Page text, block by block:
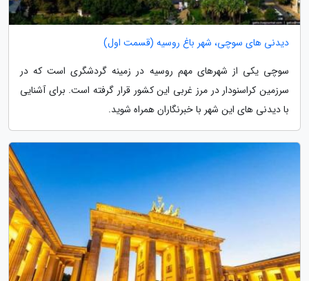
دیدنی های سوچی، شهر باغ روسیه (قسمت اول)
سوچی یکی از شهرهای مهم روسیه در زمینه گردشگری است که در
سرزمین کراسنودار در مرز غربی این کشور قرار گرفته است. برای آشنایی
با دیدنی های این شهر با خبرنگاران همراه شوید.